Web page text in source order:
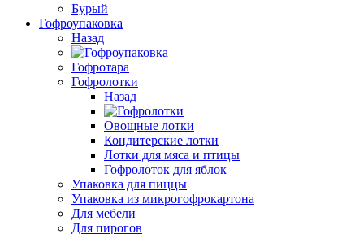
Бурый
Гофроупаковка
Назад
Гофротара
Гофролотки
Назад
Овощные лотки
Кондитерские лотки
Лотки для мяса и птицы
Гофролоток для яблок
Упаковка для пиццы
Упаковка из микрогофрокартона
Для мебели
Для пирогов